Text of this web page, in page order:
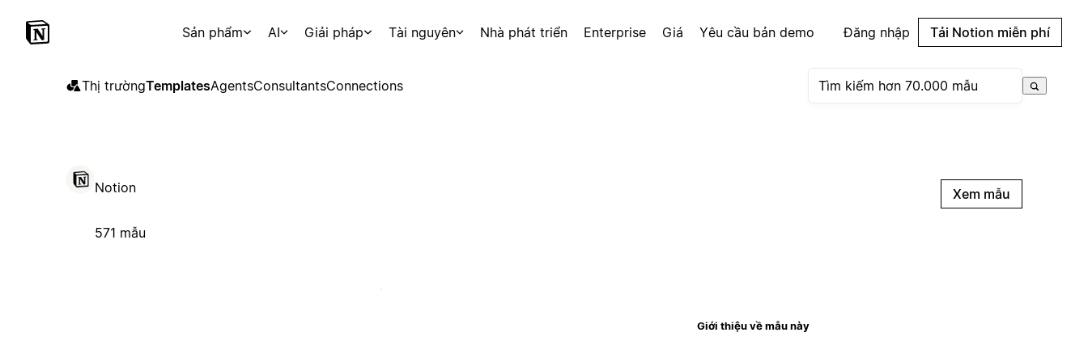
Sản phẩm AI Giải pháp Tài nguyên Nhà phát triển Enterprise Giá Yêu cầu bản demo Đăng nhập Tải Notion miễn phí
Thị trườngTemplatesAgentsConsultantsConnections
Notion
571 mẫu
Xem mẫu
Giới thiệu về mẫu này